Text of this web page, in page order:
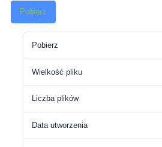
Pobierz
Pobierz
Wielkość pliku
Liczba plików
Data utworzenia